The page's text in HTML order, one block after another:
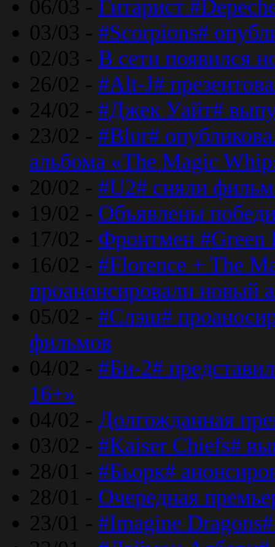
06/03 - Гитарист
03/03 - #Scorpions#
02/03 - В сети появился
26/02 - #Alt-J#
24/02 - #Джек Уайт#
23/02 - #Blur#
альбома «The Magic
20/02 - #U2# сняли
19/02 - Объявлены
17/02 - Фронтмен #Green
16/02 - #Florence + The
проанонсировали новый
05/02 - #Слэш#
фильмов
04/02 - #Би-2#
16+»
04/02 - Долгожданная
03/02 - #Kaiser Chiefs#
28/01 - #Бьорк#
28/01 - Очередная
23/01 - #Imagine